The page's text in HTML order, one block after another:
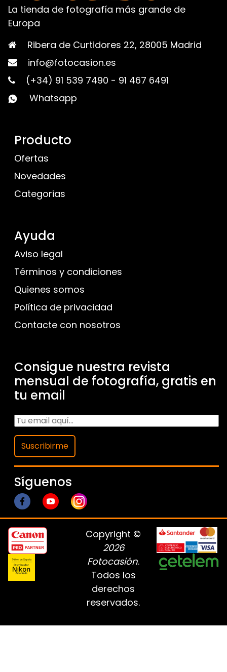
La tienda de fotografía más grande de
Europa
Ribera de Curtidores 22, 28005 Madrid
info@fotocasion.es
(+34) 91 539 7490 - 91 467 6491
Whatsapp
Producto
Ofertas
Novedades
Categorias
Ayuda
Aviso legal
Términos y condiciones
Quienes somos
Política de privacidad
Contacte con nosotros
Consigue nuestra revista
mensual de fotografía, gratis en
tu email
Suscribirme
Síguenos
Copyright ©
2026
Fotocasión.
Todos los
derechos
reservados.